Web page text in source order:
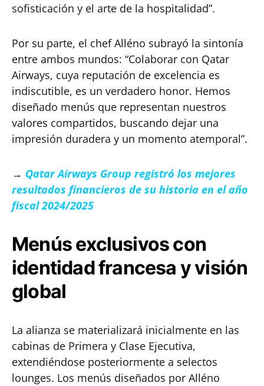
sofisticación y el arte de la hospitalidad”.
Por su parte, el chef Alléno subrayó la sintonía
entre ambos mundos: “Colaborar con Qatar
Airways, cuya reputación de excelencia es
indiscutible, es un verdadero honor. Hemos
diseñado menús que representan nuestros
valores compartidos, buscando dejar una
impresión duradera y un momento atemporal”.
→ Qatar Airways Group registró los mejores
resultados financieros de su historia en el año
fiscal 2024/2025
Menús exclusivos con
identidad francesa y visión
global
La alianza se materializará inicialmente en las
cabinas de Primera y Clase Ejecutiva,
extendiéndose posteriormente a selectos
lounges. Los menús diseñados por Alléno